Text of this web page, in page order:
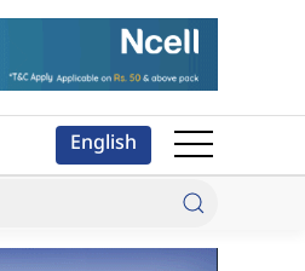
English